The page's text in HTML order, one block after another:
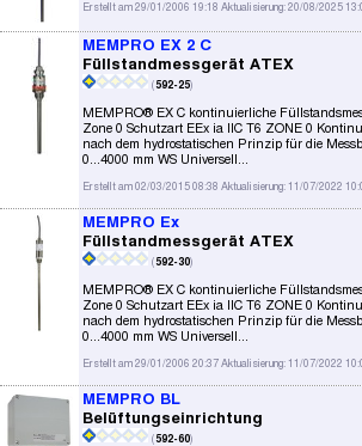
Erstellt am 29/01/2006 19:18 Aktualisierung: 20/08/2025
MEMPRO EX 2 C
Füllstandmessgerät ATEX
(592-25)
MEMPRO® EX C kontinuierliche
Zone 0 Schutzart EEx ia IIC T6 ZONE 0
nach dem hydrostatischen Prinzip für die
0...4000 mm WS Universell...
Erstellt am 02/03/2015 08:38 Aktualisierung: 11/07/2022
MEMPRO Ex
Füllstandmessgerät ATEX
(592-30)
MEMPRO® EX C kontinuierliche
Zone 0 Schutzart EEx ia IIC T6 ZONE 0
nach dem hydrostatischen Prinzip für die
0...4000 mm WS Universell...
Erstellt am 29/01/2006 20:37 Aktualisierung: 11/07/2022
MEMPRO BL
Belüftungseinrichtung
(592-60)